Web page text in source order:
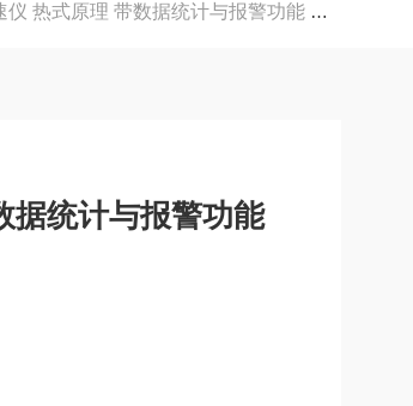
式原理 带数据统计与报警功能 蓝牙风速计
据统计与报警功能